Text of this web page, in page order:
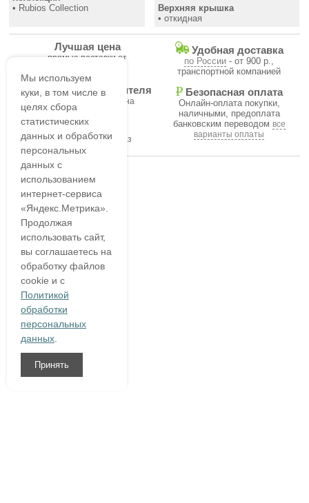
• Rubios Collection
Верхняя крышка
• откидная
Лучшая цена
прямые поставки от
Удобная доставка
по России - от 900 р.,
транспортной компанией
Безопасная оплата
Онлайн-оплата покупки,
наличными, предоплата
банковским переводом все
варианты оплаты
Гарантия производителя
на все товары магазина
В течение часа
подтвердим ваш заказ
Мы используем
куки, в том числе в
целях сбора
статистических
данных и обработки
персональных
данных с
использованием
интернет-сервиса
«Яндекс.Метрика».
Продолжая
использовать сайт,
вы соглашаетесь на
обработку файлов
cookie и с
Политикой
обработки
персональных
данных
Принять